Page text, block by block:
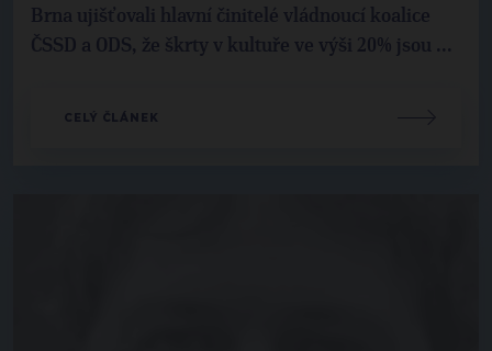
Brna ujišťovali hlavní činitelé vládnoucí koalice
ČSSD a ODS, že škrty v kultuře ve výši 20% jsou ...
CELÝ ČLÁNEK